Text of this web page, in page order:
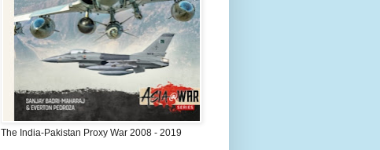
The India-Pakistan Proxy War 2008 - 2019